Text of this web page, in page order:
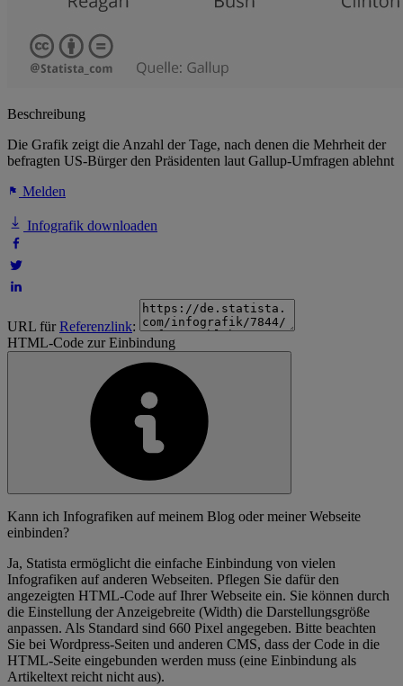
Beschreibung
Die Grafik zeigt die Anzahl der Tage, nach denen die Mehrheit der
befragten US-Bürger den Präsidenten laut Gallup-Umfragen ablehnt
Melden
Infografik downloaden
URL fürReferenzlink:
HTML-Code zur Einbindung
Kann ich Infografiken auf meinem Blog oder meiner Webseite
einbinden?
Ja, Statista ermöglicht die einfache Einbindung von vielen
Infografiken auf anderen Webseiten. Pflegen Sie dafür den
angezeigten HTML-Code auf Ihrer Webseite ein. Sie können durch
die Einstellung der Anzeigebreite (Width) die Darstellungsgröße
anpassen. Als Standard sind 660 Pixel angegeben. Bitte beachten
Sie bei Wordpress-Seiten und anderen CMS, dass der Code in die
HTML-Seite eingebunden werden muss (eine Einbindung als
Artikeltext reicht nicht aus).